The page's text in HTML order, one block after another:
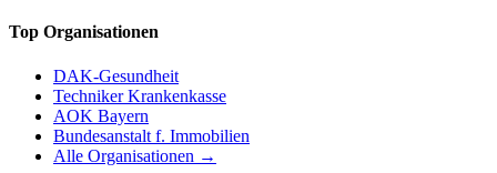
Top Organisationen
DAK-Gesundheit
Techniker Krankenkasse
AOK Bayern
Bundesanstalt f. Immobilien
Alle Organisationen →